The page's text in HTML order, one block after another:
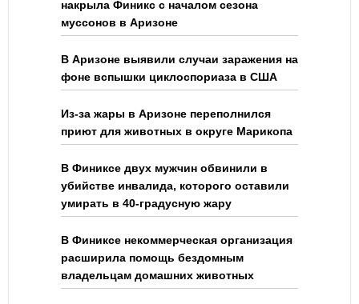
накрыла Финикс с началом сезона
муссонов в Аризоне
В Аризоне выявили случаи заражения на
фоне вспышки циклоспориаза в США
Из-за жары в Аризоне переполнился
приют для животных в округе Марикопа
В Финиксе двух мужчин обвинили в
убийстве инвалида, которого оставили
умирать в 40-градусную жару
В Финиксе некоммерческая организация
расширила помощь бездомным
владельцам домашних животных